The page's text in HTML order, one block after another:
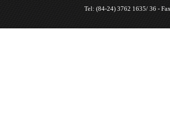
Tel: (84-24) 3762 1635/ 36 -